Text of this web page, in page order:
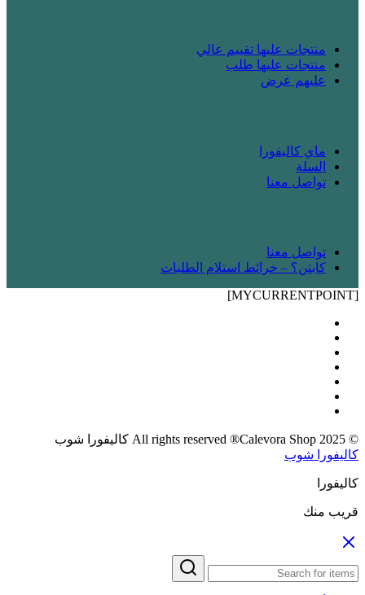
منتجات عليها تقييم عالي
منتجات عليها طلب
عليهم عرض
ماي كاليفورا
السلة
تواصل معنا
تواصل معنا
كابتن؟ – خرائط استلام الطلبات
[MYCURRENTPOINT]
© 2025 All rights reserved ®Calevora Shop كاليفورا شوب
كاليفورا شوب
كاليفورا
قريب منك